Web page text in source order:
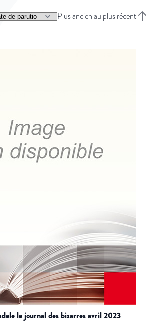
Plus ancien au plus récent
le journal des bizarres avril 2023